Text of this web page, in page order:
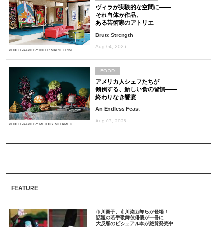
PHOTOGRAPH BY INGER MARIE GRINI
ヴィラが実験的な空間に――
それ自体が作品。
ある芸術家のアトリエ
Brute Strength
Aug 04, 2026
PHOTOGRAPH BY MELODY MELAMED
アメリカ人シェフたちが
傾倒する、新しい食の習慣――
終わりなき饗宴
An Endless Feast
Aug 03, 2026
FOOD
FEATURE
市川團子、市川染五郎らが登場！
話題の若手歌舞伎俳優が一冊に
大反響のビジュアル本が絶賛発売中